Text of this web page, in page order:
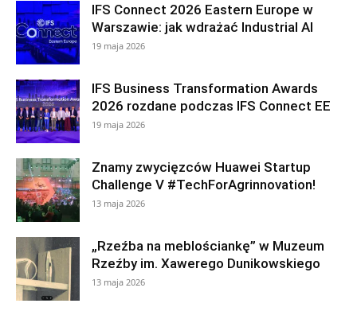
IFS Connect 2026 Eastern Europe w
Warszawie: jak wdrażać Industrial AI
19 maja 2026
IFS Business Transformation Awards
2026 rozdane podczas IFS Connect EE
19 maja 2026
Znamy zwycięzców Huawei Startup
Challenge V #TechForAgrinnovation!
13 maja 2026
„Rzeźba na meblościankę” w Muzeum
Rzeźby im. Xawerego Dunikowskiego
13 maja 2026